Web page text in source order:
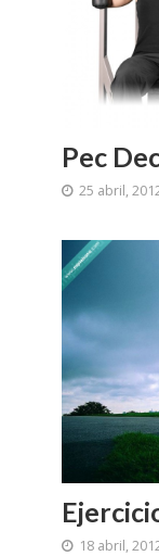
Pec
25 abril,
18 abril,